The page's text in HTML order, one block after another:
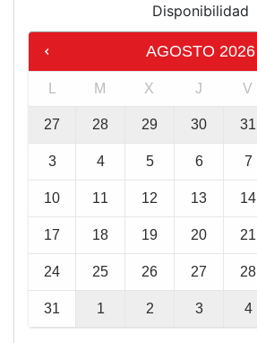
Disponibilidad
AGOSTO 2026
M X J V
27 28 29 30 31
3 4 5 6 7
10 11 12 13 14
17 18 19 20 21
24 25 26 27 28
31 1 2 3 4